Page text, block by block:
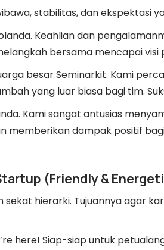
stabilitas, dan ekspektasi
Keahlian dan
bersama mencapai
besar Seminarkit. Kami
yang luar biasa bagi tim.
Kami sangat antusias
memberikan dampak positif
(Friendly &
sekat hierarki. Tujuannya agar
here! Siap-siap untuk